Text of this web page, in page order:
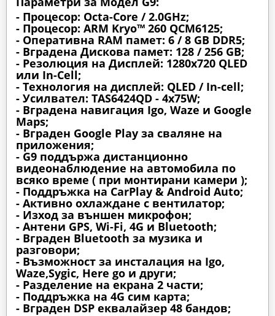
- Процесор: Octa-Core / 2.0GHz;
- Процесор: ARM Kryo™ 260 QCM6125;
- Оперативна RAM памет: 6 / 8 GB DDR5;
- Вградена Дискова памет: 128 / 256 GB;
- Резолюция на Дисплей: 1280х720 QLED
или In-Cell;
- Технология на дисплей: QLED / In-cell;
- Усилвател: TAS6424QD - 4x75W;
- Вградена навигация Igo, Waze и Google
Maps;
- Вграден Google Play за сваляне на
приложения;
- G9 поддържа дистанционно
видеонаблюдение на автомобила по
всяко време ( при монтирани камери );
- Поддръжка на CarPlay & Android Auto;
- Активно охлаждане с вентилатор;
- Изход за външен микрофон;
- Антени GPS, Wi-Fi, 4G и Bluetooth;
- Вграден Bluetooth за музика и
разговори;
- Възможност за инсталация на Igo,
Waze,Sygic, Here go и други;
- Разделение на екрана 2 части;
- Поддръжка на 4G сим карта;
- Вграден DSP еквалайзер 48 бандов;